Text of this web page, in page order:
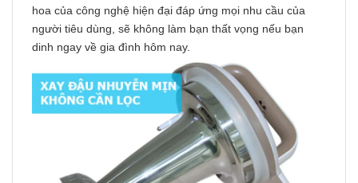
hoa của công nghệ hiện đại đáp ứng mọi nhu cầu của
người tiêu dùng, sẽ không làm bạn thất vọng nếu bạn
dinh ngay về gia đình hôm nay.